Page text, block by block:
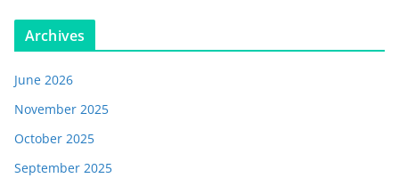
Archives
June 2026
November 2025
October 2025
September 2025